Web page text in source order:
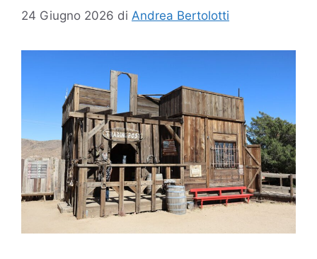
24 Giugno 2026 di Andrea Bertolotti